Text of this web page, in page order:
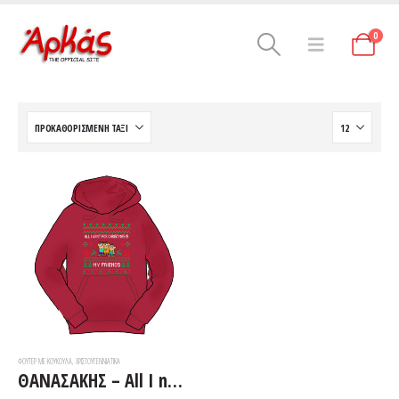
0
ΦΟΎΤΕΡ ΜΕ ΚΟΥΚΟΎΛΑ, ΧΡΙΣΤΟΥΓΕΝΝΙΆΤΙΚΑ
ΘΑΝΑΣΑΚΗΣ – All I need for Christmas is… my friends